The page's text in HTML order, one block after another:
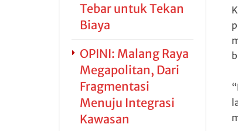
Tebar untuk Tekan
Biaya
OPINI: Malang Raya
Megapolitan, Dari
Fragmentasi
Menuju Integrasi
Kawasan